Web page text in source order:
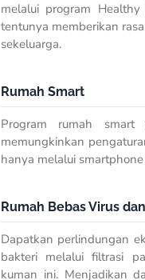
melalui program
tentunya memberikan
sekeluarga.
Rumah Smart
Program rumah smart
memungkinkan
hanya melalui smartphone
Rumah Bebas Virus
Dapatkan perlindungan
bakteri melalui filtrasi
kuman ini. Menjadikan